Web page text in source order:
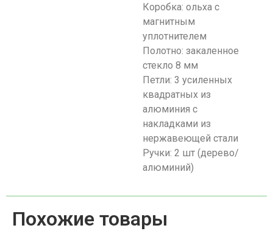
Коробка: ольха с
магнитным
уплотнителем
Полотно: закаленное
стекло 8 мм
Петли: 3 усиленных
квадратных из
алюминия с
накладками из
нержавеющей стали
Ручки: 2 шт (дерево/
алюминий)
Похожие товары